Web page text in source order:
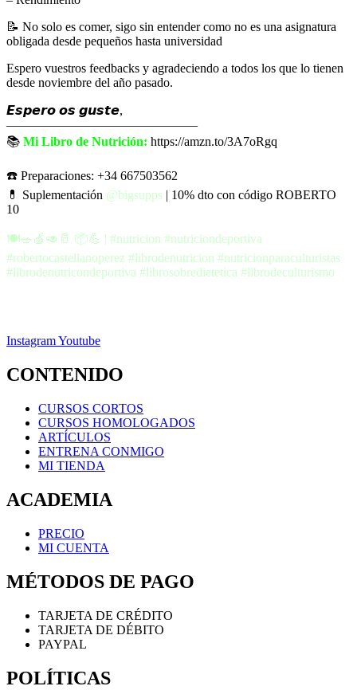
📝 No solo es comer, sigo sin entender como no es una asignatura
obligada desde pequeños hasta universidad
Espero vuestros feedbacks y agradeciendo a todos los que lo tienen
desde noviembre del año pasado.
𝙀𝙨𝙥𝙚𝙧𝙤 𝙤𝙨 𝙜𝙪𝙨𝙩𝙚,
———————————————
📚 Mi Libro de Nutrición: https://amzn.to/3A7oRgq
☎️ Preparaciones: +34 667503562
💊 Suplementación @bigsupps | 10% dto con código ROBERTO
10
🍽️🥗🍏🥑🥛 📦💪 | #nutricion #nutriciondeportiva
#robertocastellanoperez #librodenutricion #nutricionparaculturistas
#librodenutricondeportiva #librosobredietetica #librodeculturismo
InstagramYoutube
CONTENIDO
CURSOS CORTOS
CURSOS HOMOLOGADOS
ARTÍCULOS
ENTRENA CONMIGO
MI TIENDA
ACADEMIA
PRECIO
MI CUENTA
MÉTODOS DE PAGO
TARJETA DE CRÉDITO
TARJETA DE DÉBITO
PAYPAL
POLÍTICAS